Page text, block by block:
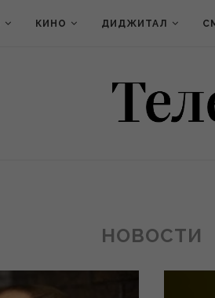
КИНО ДИДЖИТАЛ
НОВОСТИ